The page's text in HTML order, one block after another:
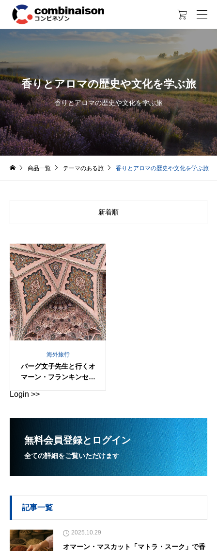

香りとアロマの歴史や文化を学ぶ旅
香りとアロマの歴史や文化を学ぶ旅
商品一覧 テーマのある旅 香りとアロマの歴史や文化を学ぶ旅
新着順
海外旅行
バーグ文子先生と行くオ
マーン・フランキンセン
Login >>
無料会員登録とログイン
全ての詳細をご覧いただけます
記事一覧
2025.10.29
オマーン・マスカット「マトラ・スーク」で香